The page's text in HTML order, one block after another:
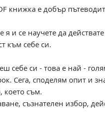
книжка е добър
я и се научете да
към себе си.
себе си - това е най -
Сега, споделям опит и
което съм.
съзнателен избор,